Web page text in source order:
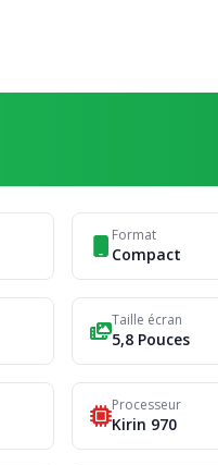
Format
Compact
Taille écran
5,8 Pouces
Processeur
Kirin 970